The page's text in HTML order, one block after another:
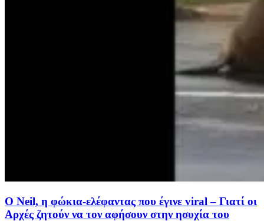
Ο Neil, η φώκια-ελέφαντας που έγινε viral – Γιατί οι
Αρχές ζητούν να τον αφήσουν στην ησυχία του